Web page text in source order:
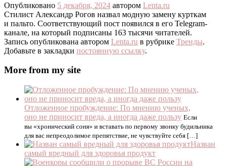
Опубликовано 5 декабря, 2024 автором Lenta.ru
Стилист Александр Рогов назвал модную замену курткам
и пальто. Соответствующий пост появился в его Telegram-
канале, на который подписаны 163 тысячи читателей.
Запись опубликована автором Lenta.ru в рубрике Тренды.
Добавьте в закладки постоянную ссылку.
More from my site
Отложенное пробуждение: По мнению ученых,
оно не приносит вреда, а иногда даже пользу Если
вы «хронический соня» и вставать по первому звонку будильника
для вас непреодолимое препятствие, не чувствуйте себя […]
Назван
самый вредный для здоровья продукт